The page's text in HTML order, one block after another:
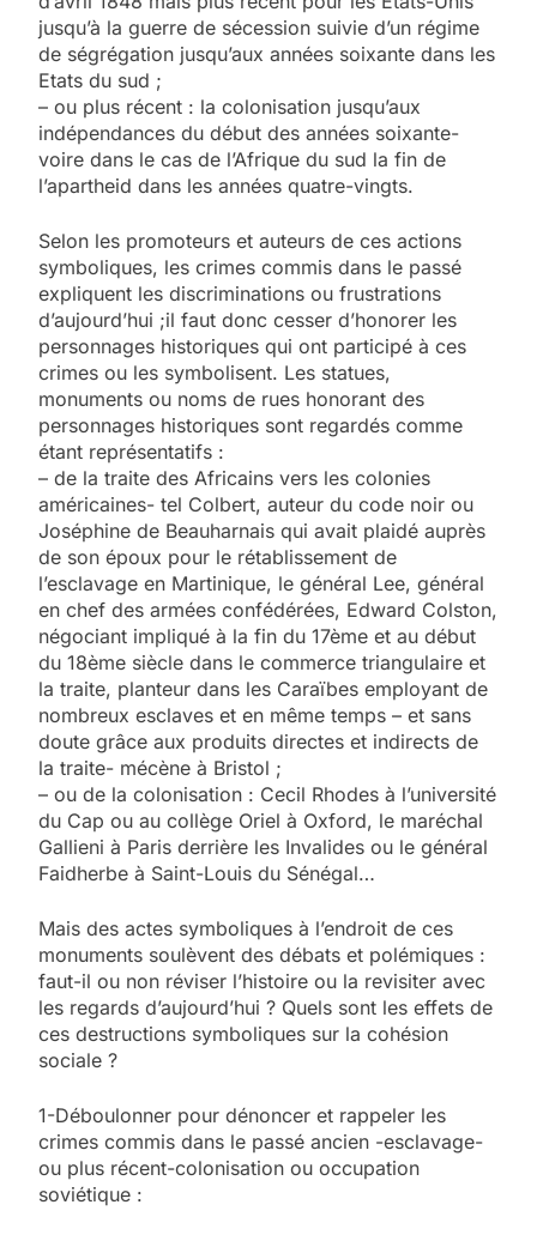
jusqu’à la guerre de sécession suivie d’un régime
de ségrégation jusqu’aux années soixante dans les
Etats du sud ;
– ou plus récent : la colonisation jusqu’aux
indépendances du début des années soixante-
voire dans le cas de l’Afrique du sud la fin de
l’apartheid dans les années quatre-vingts.
Selon les promoteurs et auteurs de ces actions
symboliques, les crimes commis dans le passé
expliquent les discriminations ou frustrations
d’aujourd’hui ;il faut donc cesser d’honorer les
personnages historiques qui ont participé à ces
crimes ou les symbolisent. Les statues,
monuments ou noms de rues honorant des
personnages historiques sont regardés comme
étant représentatifs :
– de la traite des Africains vers les colonies
américaines- tel Colbert, auteur du code noir ou
Joséphine de Beauharnais qui avait plaidé auprès
de son époux pour le rétablissement de
l’esclavage en Martinique, le général Lee, général
en chef des armées confédérées, Edward Colston,
négociant impliqué à la fin du 17ème et au début
du 18ème siècle dans le commerce triangulaire et
la traite, planteur dans les Caraïbes employant de
nombreux esclaves et en même temps – et sans
doute grâce aux produits directes et indirects de
la traite- mécène à Bristol ;
– ou de la colonisation : Cecil Rhodes à l’université
du Cap ou au collège Oriel à Oxford, le maréchal
Gallieni à Paris derrière les Invalides ou le général
Faidherbe à Saint-Louis du Sénégal…
Mais des actes symboliques à l’endroit de ces
monuments soulèvent des débats et polémiques :
faut-il ou non réviser l’histoire ou la revisiter avec
les regards d’aujourd’hui ? Quels sont les effets de
ces destructions symboliques sur la cohésion
sociale ?
1-Déboulonner pour dénoncer et rappeler les
crimes commis dans le passé ancien -esclavage-
ou plus récent-colonisation ou occupation
soviétique :